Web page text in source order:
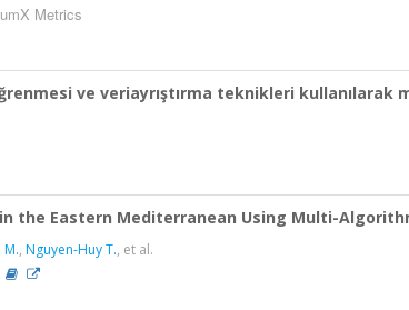
Metrics
ve veriayrıştırma teknikleri kullanılarak
the Eastern Mediterranean Using Multi-
M., Nguyen-Huy T., et al.